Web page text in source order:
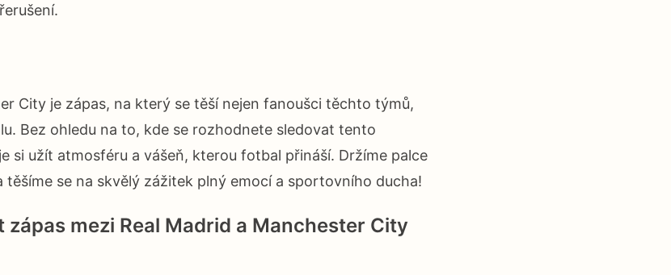
City je zápas, na který se těší nejen fanoušci těchto týmů,
Bez ohledu na to, kde se rozhodnete sledovat tento
si užít atmosféru a vášeň, kterou fotbal přináší. Držíme palce
těšíme se na skvělý zážitek plný emocí a sportovního ducha!
zápas mezi Real Madrid a Manchester City